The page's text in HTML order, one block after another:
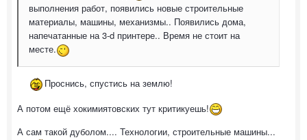
выполнения работ, появились новые строительные
материалы, машины, механизмы.. Появились дома,
напечатанные на 3-d принтере.. Время не стоит на
месте.
Проснись, спустись на землю!
А потом ещё хокимиятовских тут критикуешь!
А сам такой дуболом.... Технологии, строительные машины...